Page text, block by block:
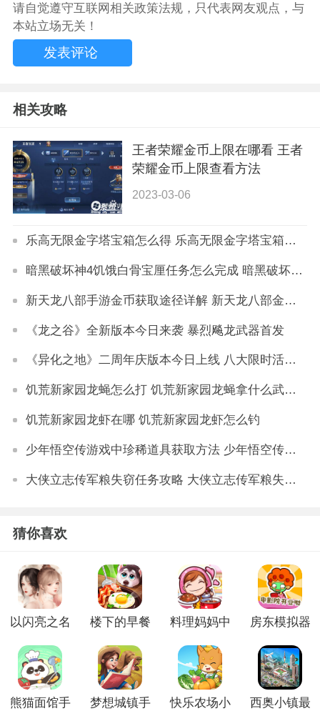
请自觉遵守互联网相关政策法规，只代表网友观点，与
本站立场无关！
相关攻略
王者荣耀金币上限在哪看 王者
荣耀金币上限查看方法
2023-03-06
乐高无限金字塔宝箱怎么得 乐高无限金字塔宝箱获取攻略
暗黑破坏神4饥饿白骨宝厘任务怎么完成 暗黑破坏神4饥饿白骨宝厘任务攻略
新天龙八部手游金币获取途径详解 新天龙八部金币怎么获得
《龙之谷》全新版本今日来袭 暴烈飚龙武器首发
《异化之地》二周年庆版本今日上线 八大限时活动同步来袭
饥荒新家园龙蝇怎么打 饥荒新家园龙蝇拿什么武器打
饥荒新家园龙虾在哪 饥荒新家园龙虾怎么钓
少年悟空传游戏中珍稀道具获取方法 少年悟空传游戏珍稀道具如何获取
大侠立志传军粮失窃任务攻略 大侠立志传军粮失窃任务如何做
猜你喜欢
以闪亮之名
版
楼下的早餐
版
料理妈妈中
房东模拟器
熊猫面馆手
梦想城镇手
快乐农场小
西奥小镇最